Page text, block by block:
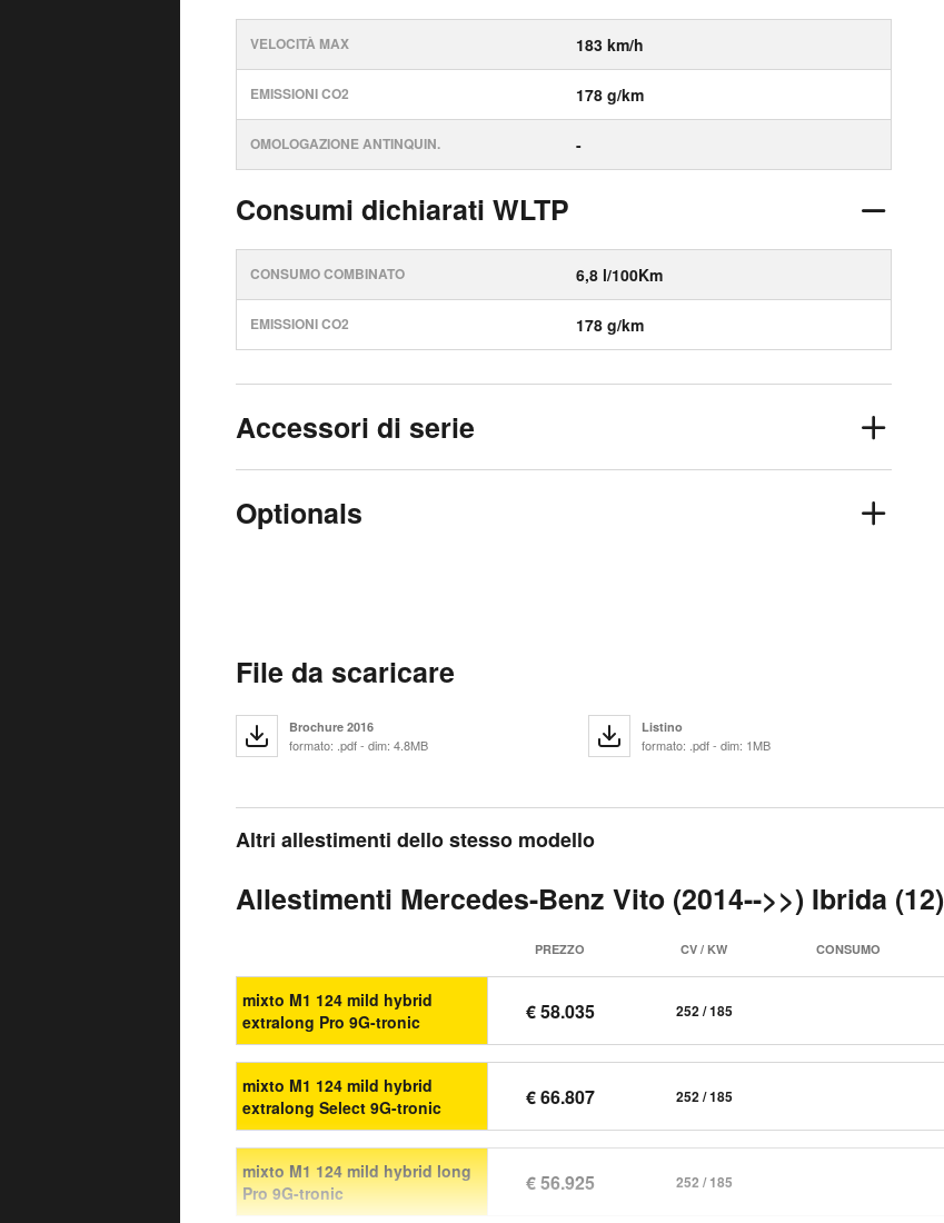
VELOCITÀ MAX 183 km/h
EMISSIONI CO2 178 g/km
OMOLOGAZIONE ANTINQUIN. -
Consumi dichiarati WLTP
CONSUMO COMBINATO 6,8 l/100Km
EMISSIONI CO2 178 g/km
Accessori di serie
Optionals
File da scaricare
Brochure 2016
formato: .pdf - dim: 4.8MB
Listino
formato: .pdf - dim: 1MB
Altri allestimenti dello stesso modello
Allestimenti Mercedes-Benz Vito (2014-->>) Ibrida (12)
PREZZO CV / KW CONSUMO
mixto M1 124 mild hybrid
extralong Pro 9G-tronic
€ 58.035 252 / 185
mixto M1 124 mild hybrid
extralong Select 9G-tronic
€ 66.807 252 / 185
mixto M1 124 mild hybrid long
Pro 9G-tronic
€ 56.925 252 / 185